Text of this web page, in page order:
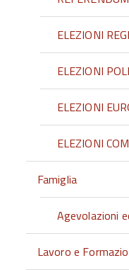
ELEZIONI
ELEZIONI
ELEZIONI
ELEZIONI
Famiglia
Agevolazioni
Lavoro e